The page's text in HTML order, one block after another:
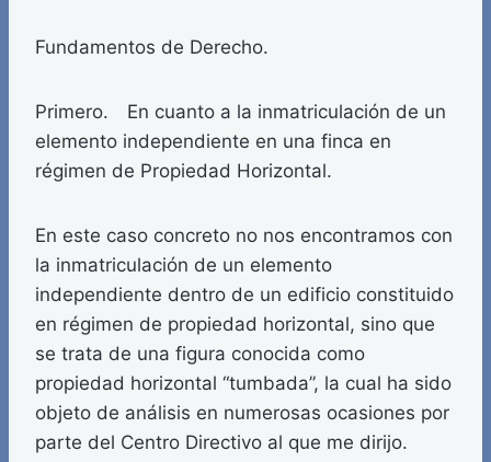
Fundamentos de Derecho.
Primero. En cuanto a la inmatriculación de un
elemento independiente en una finca en
régimen de Propiedad Horizontal.
En este caso concreto no nos encontramos con
la inmatriculación de un elemento
independiente dentro de un edificio constituido
en régimen de propiedad horizontal, sino que
se trata de una figura conocida como
propiedad horizontal “tumbada”, la cual ha sido
objeto de análisis en numerosas ocasiones por
parte del Centro Directivo al que me dirijo.